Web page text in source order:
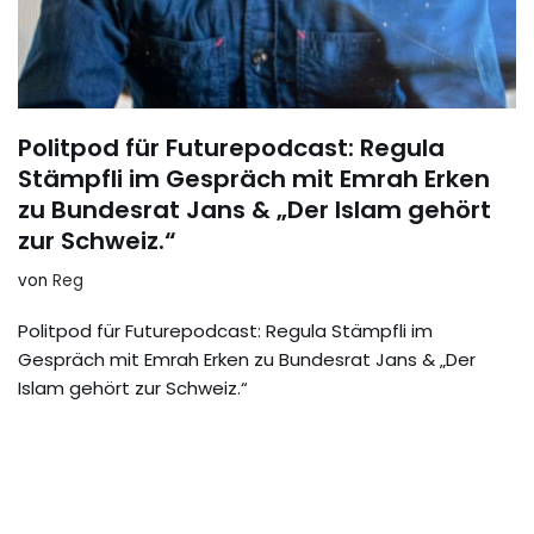
Politpod für Futurepodcast: Regula
Stämpfli im Gespräch mit Emrah Erken
zu Bundesrat Jans & „Der Islam gehört
zur Schweiz.“
von Reg
Politpod für Futurepodcast: Regula Stämpfli im
Gespräch mit Emrah Erken zu Bundesrat Jans & „Der
Islam gehört zur Schweiz.“